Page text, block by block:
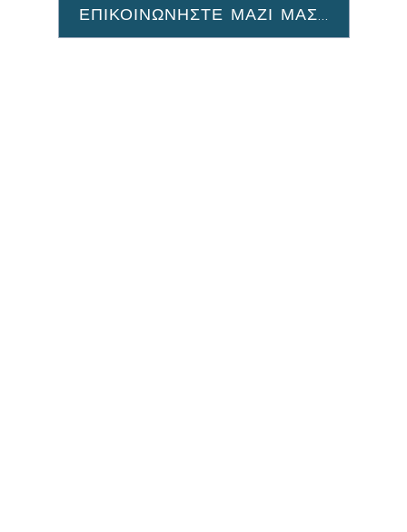
ΕΠΙΚΟΙΝΩΝΗΣΤΕ ΜΑΖΙ ΜΑΣ...